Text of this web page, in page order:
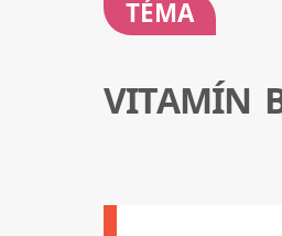
TÉMA
VITAMÍN